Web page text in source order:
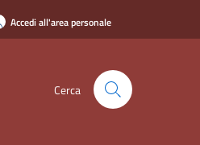
Accedi all'area personale
Cerca